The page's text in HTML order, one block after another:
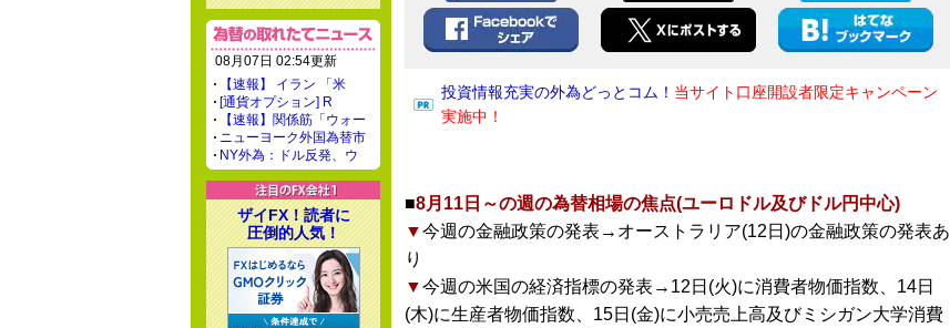
投資情報充実の外為どっとコム！ 当サイト口座開設者限定キャンペーン
実施中！
■8月11日～の週の為替相場の焦点(ユーロドル及びドル円中心)
▼今週の金融政策の発表→オーストラリア(12日)の金融政策の発表あ
り
▼今週の米国の経済指標の発表→12日(火)に消費者物価指数、14日
(木)に生産者物価指数、15日(金)に小売売上高及びミシガン大学消費
08月07日 02:54更新
【速報】 イラン 「米
[通貨オプション] R
【速報】関係筋「ウォー
ニューヨーク外国為替市
NY外為：ドル反発、ウ
ザイFX！読者に
圧倒的人気！